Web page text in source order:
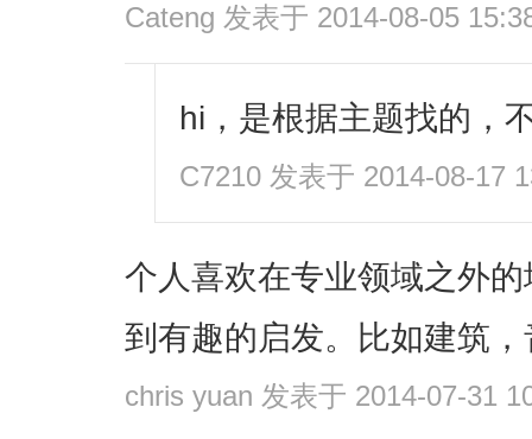
Cateng 发表于 2014-08-05
hi，是根据主题找的，
C7210 发表于 2014-08-17
个人喜欢在专业领域之外
到有趣的启发。比如建筑
chris yuan 发表于 2014-07-31